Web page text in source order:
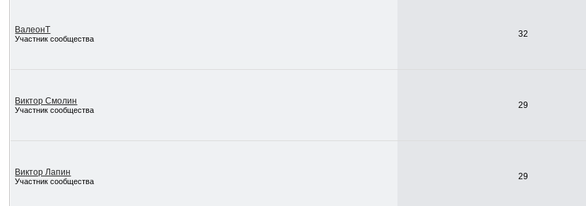
ВалеонТ
Участник сообщества 32
Виктор Смолин
Участник сообщества 29
Виктор Лапин
Участник сообщества 29